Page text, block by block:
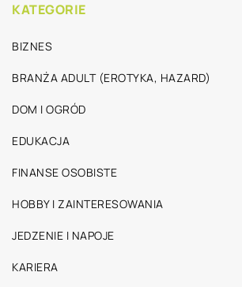
KATEGORIE
BIZNES
BRANŻA ADULT (EROTYKA, HAZARD)
DOM I OGRÓD
EDUKACJA
FINANSE OSOBISTE
HOBBY I ZAINTERESOWANIA
JEDZENIE I NAPOJE
KARIERA